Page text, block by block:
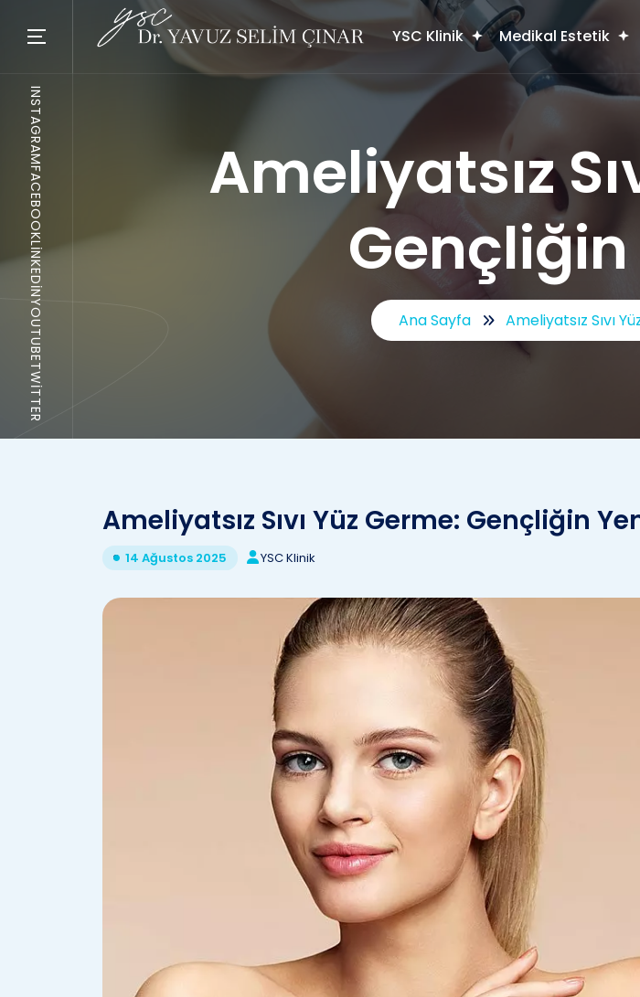
YSC Klinik Medikal Estetik
Ameliyatsız
Gençliğin
Ana Sayfa Ameliyatsız Sıvı
INSTAGRAM
FACEBOOK
LINKEDIN
YOUTUBE
TWITTER
Ameliyatsız Sıvı Yüz Germe: Gençliğin
14 Ağustos 2025 YSC Klinik